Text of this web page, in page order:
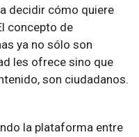
decidir cómo quiere
concepto de
ya no sólo son
les ofrece sino que
son ciudadanos.
la plataforma entre